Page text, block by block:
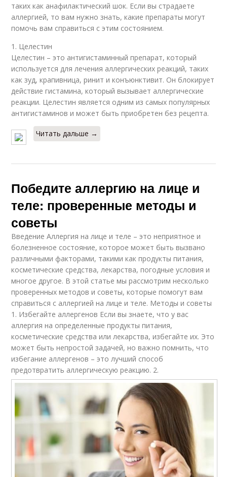
таких как анафилактический шок. Если вы страдаете
аллергией, то вам нужно знать, какие препараты могут
помочь вам справиться с этим состоянием.
1. Целестин
Целестин – это антигистаминный препарат, который
используется для лечения аллергических реакций, таких
как зуд, крапивница, ринит и конъюнктивит. Он блокирует
действие гистамина, который вызывает аллергические
реакции. Целестин является одним из самых популярных
антигистаминов и может быть приобретен без рецепта.
Читать дальше →
Победите аллергию на лице и
теле: проверенные методы и
советы
Введение Аллергия на лице и теле – это неприятное и
болезненное состояние, которое может быть вызвано
различными факторами, такими как продукты питания,
косметические средства, лекарства, погодные условия и
многое другое. В этой статье мы рассмотрим несколько
проверенных методов и советы, которые помогут вам
справиться с аллергией на лице и теле. Методы и советы
1. Избегайте аллергенов Если вы знаете, что у вас
аллергия на определенные продукты питания,
косметические средства или лекарства, избегайте их. Это
может быть непростой задачей, но важно помнить, что
избегание аллергенов – это лучший способ
предотвратить аллергическую реакцию. 2.